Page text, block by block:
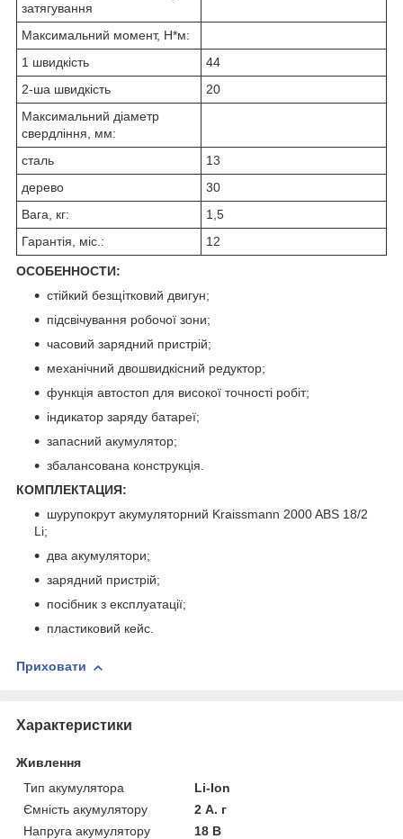
затягування
Максимальний момент, Н*м:
1 швидкість
44
2-ша швидкість
20
Максимальний діаметр
свердління, мм:
сталь
13
дерево
30
Вага, кг:
1,5
Гарантія, міс.:
12
ОСОБЕННОСТИ:
стійкий безщітковий двигун;
підсвічування робочої зони;
часовий зарядний пристрій;
механічний двошвидкісний редуктор;
функція автостоп для високої точності робіт;
індикатор заряду батареї;
запасний акумулятор;
збалансована конструкція.
КОМПЛЕКТАЦИЯ:
шурупокрут акумуляторний Kraissmann 2000 ABS 18/2
Li;
два акумулятори;
зарядний пристрій;
посібник з експлуатації;
пластиковий кейс.
Приховати
Характеристики
Живлення
Тип акумулятора
Li-Ion
Ємність акумулятору
2 А. г
Напруга акумулятору
18 В